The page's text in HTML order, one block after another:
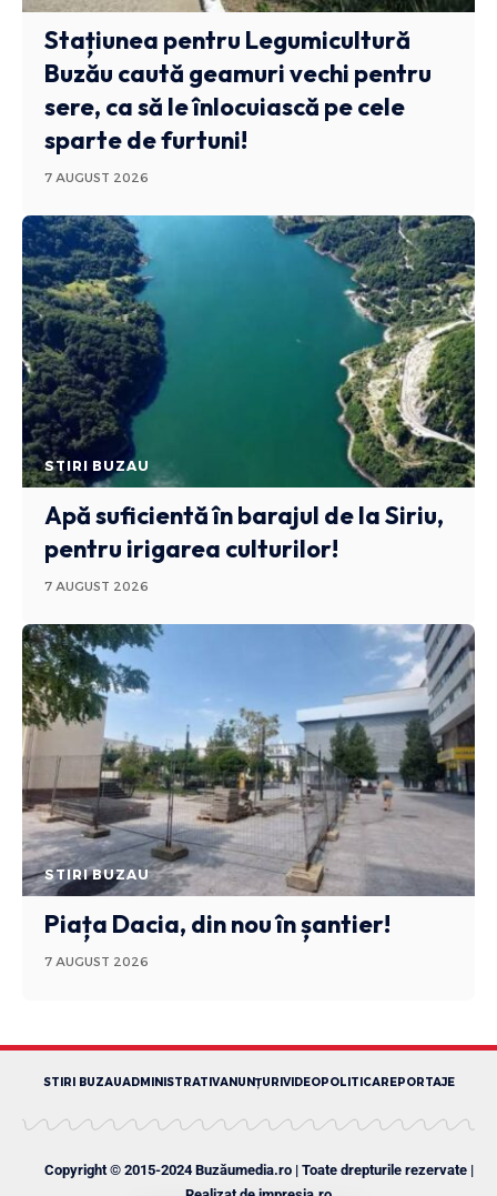
Stațiunea pentru Legumicultură
Buzău caută geamuri vechi pentru
sere, ca să le înlocuiască pe cele
sparte de furtuni!
7 AUGUST 2026
STIRI BUZAU
Apă suficientă în barajul de la Siriu,
pentru irigarea culturilor!
7 AUGUST 2026
STIRI BUZAU
Piața Dacia, din nou în șantier!
7 AUGUST 2026
STIRI BUZAUADMINISTRATIVANUNȚURIVIDEOPOLITICAREPORTAJE
Copyright © 2015-2024 Buzăumedia.ro | Toate drepturile rezervate |